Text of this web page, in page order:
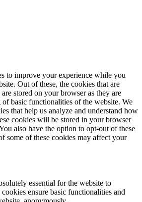
to improve your experience while you
Out of these, the cookies that are
are stored on your browser as they are
basic functionalities of the website. We
that help us analyze and understand how
cookies will be stored in your browser
also have the option to opt-out of these
some of these cookies may affect your
essential for the website to
ensure basic functionalities and